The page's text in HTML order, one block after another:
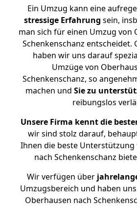
Ein Umzug kann eine
stressige Erfahrung sein,
man sich für einen Umzug von
Schenkenschanz entscheidet.
haben wir uns darauf
Umzüge von
Schenkenschanz, so
machen und Sie zu
reibungslos
Unsere Firma kennt die
wir sind stolz darauf,
Ihnen die beste
nach Schenkenschanz
Wir verfügen über
Umzugsbereich und haben
Oberhausen nach